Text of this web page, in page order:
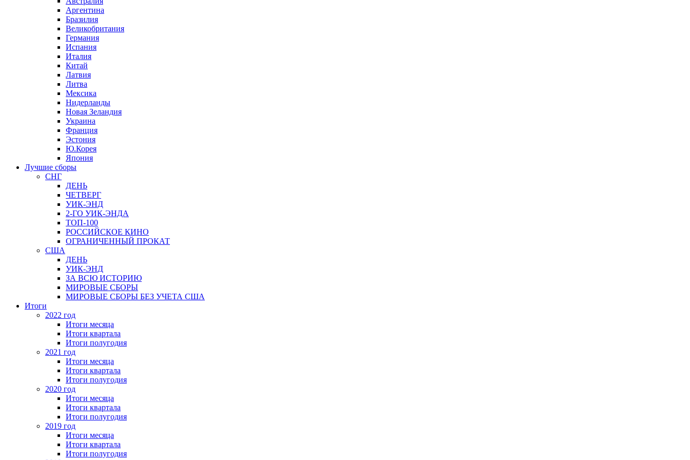
Аргентина
Бразилия
Великобритания
Германия
Испания
Италия
Китай
Латвия
Литва
Мексика
Нидерланды
Новая Зеландия
Украина
Франция
Эстония
Ю.Корея
Япония
Лучшие сборы
СНГ
ДЕНЬ
ЧЕТВЕРГ
УИК-ЭНД
2-ГО УИК-ЭНДА
ТОП-100
РОССИЙСКОЕ КИНО
ОГРАНИЧЕННЫЙ ПРОКАТ
США
ДЕНЬ
УИК-ЭНД
ЗА ВСЮ ИСТОРИЮ
МИРОВЫЕ СБОРЫ
МИРОВЫЕ СБОРЫ БЕЗ УЧЕТА США
Итоги
2022 год
Итоги месяца
Итоги квартала
Итоги полугодия
2021 год
Итоги месяца
Итоги квартала
Итоги полугодия
2020 год
Итоги месяца
Итоги квартала
Итоги полугодия
2019 год
Итоги месяца
Итоги квартала
Итоги полугодия